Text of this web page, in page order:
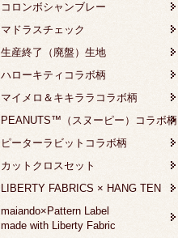
コロンボシャンブレー
マドラスチェック
生産終了（廃盤）生地
ハローキティコラボ柄
マイメロ＆キキララコラボ柄
PEANUTS™（スヌーピー）コラボ柄
ピーターラビットコラボ柄
カットクロスセット
LIBERTY FABRICS × HANG TEN
maiando×Pattern Label
made with Liberty Fabric